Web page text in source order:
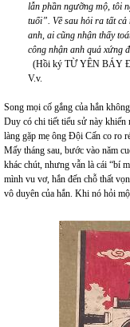
lẫn phần ngưỡng mộ, tôi
tuổi”. Về sau hỏi ra tất
anh, ai cũng nhận thấy
công nhận anh quả xứng
(Hồi ký TỪ YÊN BÁY
V.v.
Song mọi cố gắng của hắn
Duy có chi tiết tiểu sử này
làng gặp mẹ ông Đội Cấn co ro
Mấy tháng sau, bước vào năm
khác chút, nhưng vẫn là cái “bí
mình vu vơ, hắn đến chỗ thất
vô duyên của hắn. Khi nó hỏi